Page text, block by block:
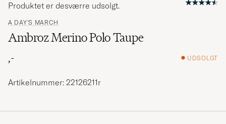
A DAY'S MARCH
Ambroz Merino Polo Taupe
,-
UDSOLGT
Produktet er desværre udsolgt.
Artikelnummer: 22126211r